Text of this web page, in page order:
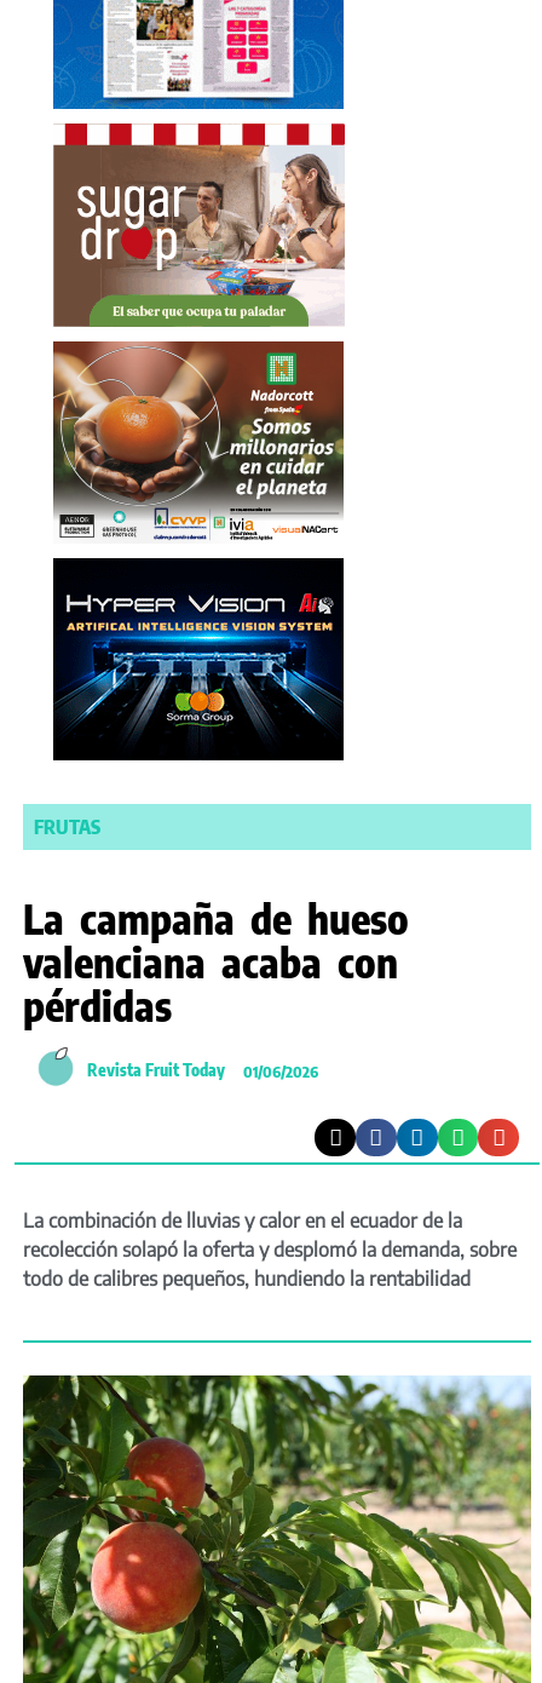
FRUTAS
La campaña de hueso
valenciana acaba con
pérdidas
Revista Fruit Today 01/06/2026
La combinación de lluvias y calor en el ecuador de la
recolección solapó la oferta y desplomó la demanda, sobre
todo de calibres pequeños, hundiendo la rentabilidad